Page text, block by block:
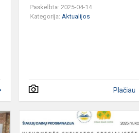
Paskelbta: 2025-04-14
Kategorija:Aktualijos
Plačiau
2B
KLASĖS